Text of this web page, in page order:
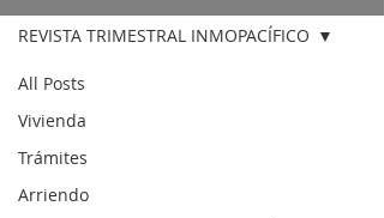
All Posts
Vivienda
Trámites
Arriendo
REVISTA TRIMESTRAL INMOPACÍFICO